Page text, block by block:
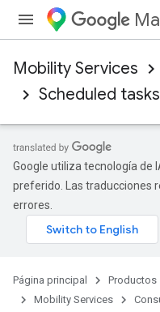
Mobility Services
Scheduled tasks
Google utiliza tecnología de
preferido. Las traducciones
errores.
Página principal Productos
Mobility Services